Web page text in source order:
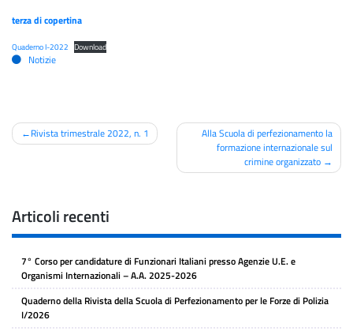
terza di copertina
Quaderno I-2022 Download
Notizie
Navigazione
articoli
Rivista trimestrale 2022, n. 1
Alla Scuola di perfezionamento la
formazione internazionale sul
crimine organizzato
Articoli recenti
7° Corso per candidature di Funzionari Italiani presso Agenzie U.E. e
Organismi Internazionali – A.A. 2025-2026
Quaderno della Rivista della Scuola di Perfezionamento per le Forze di Polizia
I/2026